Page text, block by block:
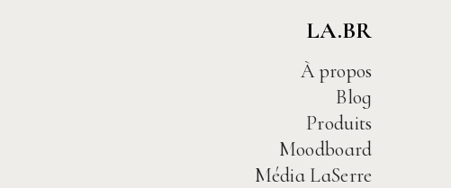
LA.BR
À propos
Blog
Produits
Moodboard
Média LaSerre